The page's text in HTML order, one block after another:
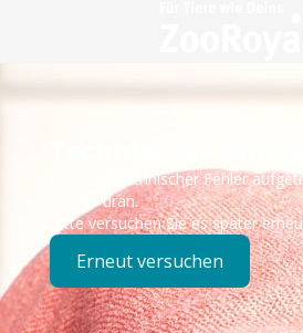
Technisches
Es ist ein technischer Fehler
bereits dran.
Bitte versuchen Sie es später
Erneut versuchen